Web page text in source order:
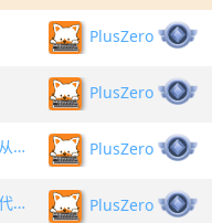
PlusZero
PlusZero
申论范文（十）完善养老服务 让老人从容优雅地老去 PlusZero
申论范文（八）青春勇为敢为 书写时代华章 PlusZero